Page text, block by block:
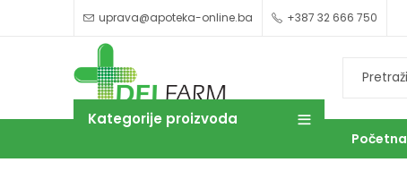
uprava@apoteka-online.ba +387 32 666 750
Kategorije proizvoda
Početna